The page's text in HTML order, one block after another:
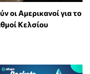
οι Αμερικανοί για το
Κελσίου